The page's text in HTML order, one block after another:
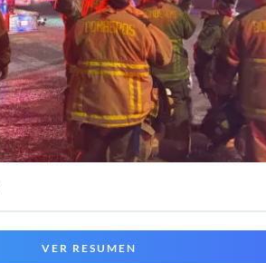
VER RESUMEN